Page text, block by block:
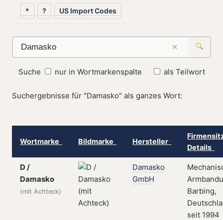
* ? US Import Codes
× 🔍
Suche nur in Wortmarkenspalte als Teilwort
Suchergebnisse für "Damasko" als ganzes Wort:
Wortmarke Bildmarke Hersteller
Details
D /
Damasko
(mit Achteck)
Damasko
GmbH
Barbing,
seit 1994